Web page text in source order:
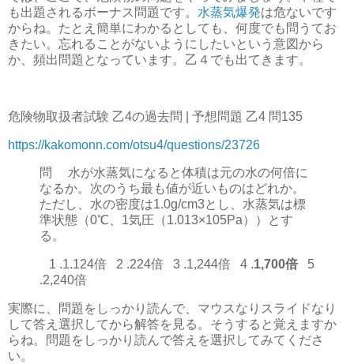
も出題されるボーナス問題です。 水蒸気爆発は危ないです
からね。たとえ簡単にわかるとしても、何度でも問うてお
きたい。忘れることがないようにしたいという意図から
か、頻出問題となっています。乙４でも出てきます。
危険物取扱者試験 乙4の過去問 | 予想問題 乙4 問135
https://kakomonn.com/otsu4/questions/23726
問 水が水蒸気になると体積は元の水の何倍に
なるか。次のうち最も値が近いものはどれか。
ただし、水の密度は1.0g/cm3とし、水蒸気は標
準状態（0℃、1気圧（1.013×105Pa））とす
る。
1 .1.124倍 2 .224倍 3 .1,244倍 4 .1,700倍 5
.2,240倍
実際に、問題をしっかり読んで、マウスなりスライドなり
して答え選択してから解答を見る。そうすると覚えますか
らね。問題をしっかり読んで答えを選択してみてくださ
い。